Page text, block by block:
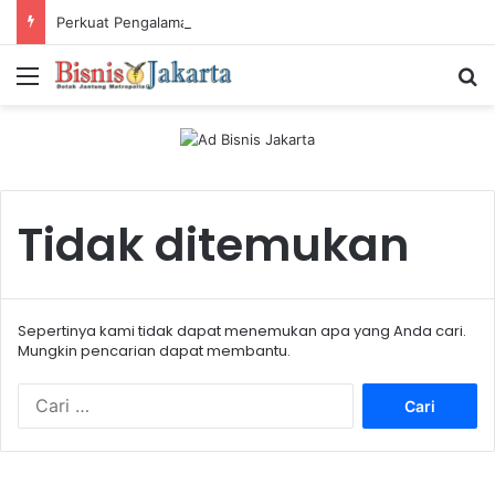
Menu
Tidak ditemukan
Sepertinya kami tidak dapat menemukan apa yang Anda cari.
Mungkin pencarian dapat membantu.